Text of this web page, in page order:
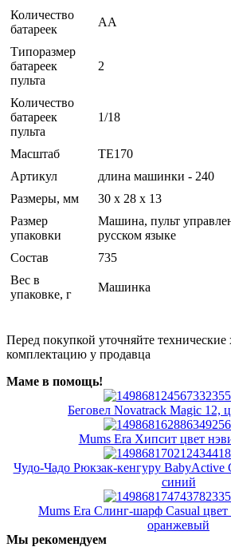
Количество
батареек
AA
Типоразмер
батареек
пульта
2
Количество
батареек
пульта
1/18
Масштаб
TE170
Артикул
длина машинки - 240
Размеры, мм
30 x 28 x 13
Размер
упаковки
Машина, пульт
русском языке
Состав
735
Вес в
упаковке, г
Машинка
Перед покупкой уточняйте технические
комплектацию у продавца
Маме в помощь!
Беговел Novatrack Magic 12,
Mums Era Хипсит цвет
Чудо-Чадо Рюкзак-кенгуру BabyActive
синий
Mums Era Слинг-шарф Casual
оранжевый
Мы рекомендуем